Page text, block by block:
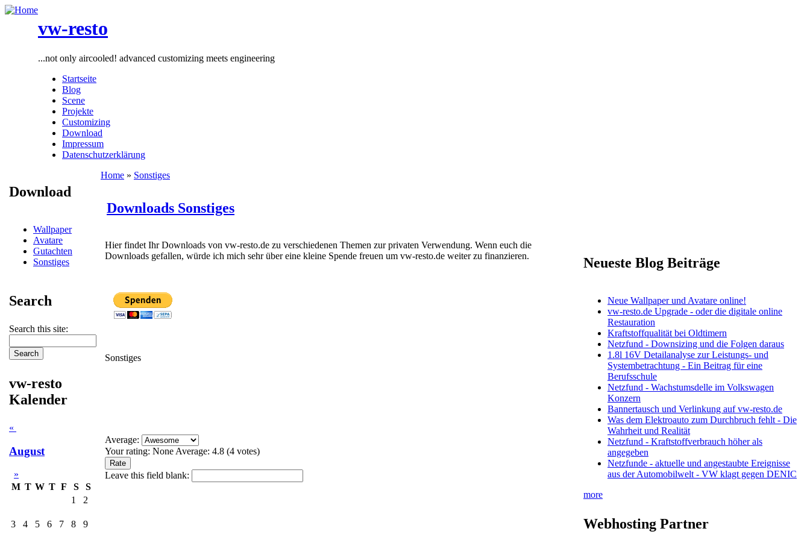
vw-resto
...not only aircooled! advanced customizing meets engineering
Startseite
Blog
Scene
Projekte
Customizing
Download
Impressum
Datenschutzerklärung
Download
Wallpaper
Avatare
Gutachten
Sonstiges
Search
Search this site:
vw-resto
Kalender
«
August
»
M T W T F S
S
1
2
3 4 5 6 7 8 9
Home » Sonstiges
Downloads Sonstiges
Hier findet Ihr Downloads von vw-resto.de zu verschiedenen Themen zur privaten Verwendung. Wenn euch die
Downloads gefallen, würde ich mich sehr über eine kleine Spende freuen um vw-resto.de weiter zu finanzieren.
Sonstiges
Average:
Your rating: None Average: 4.8 (4 votes)
Leave this field blank:
Neueste Blog Beiträge
Neue Wallpaper und Avatare online!
vw-resto.de Upgrade - oder die digitale online
Restauration
Kraftstoffqualität bei Oldtimern
Netzfund - Downsizing und die Folgen daraus
1.8l 16V Detailanalyse zur Leistungs- und
Systembetrachtung - Ein Beitrag für eine
Berufsschule
Netzfund - Wachstumsdelle im Volkswagen
Konzern
Bannertausch und Verlinkung auf vw-resto.de
Was dem Elektroauto zum Durchbruch fehlt - Die
Wahrheit und Realität
Netzfund - Kraftstoffverbrauch höher als
angegeben
Netzfunde - aktuelle und angestaubte Ereignisse
aus der Automobilwelt - VW klagt gegen DENIC
more
Webhosting Partner